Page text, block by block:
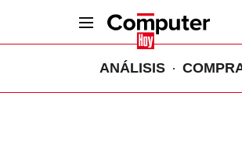
ANÁLISIS